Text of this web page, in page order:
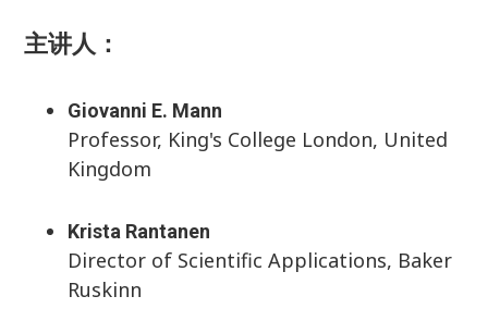
主讲人：
Giovanni E. Mann
Professor, King's College London, United
Kingdom
Krista Rantanen
Director of Scientific Applications, Baker
Ruskinn